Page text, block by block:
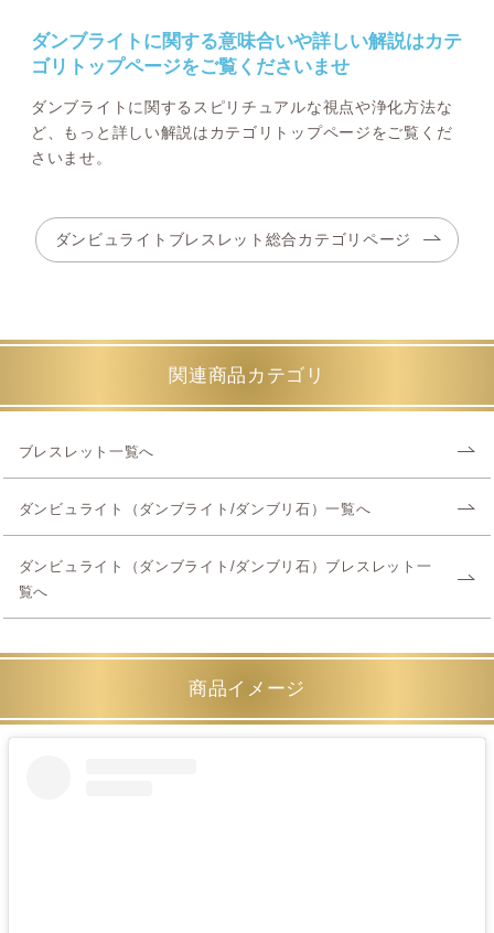
ダンブライトに関する意味合いや詳しい解説はカテ
ゴリトップページをご覧くださいませ
ダンブライトに関するスピリチュアルな視点や浄化方法な
ど、もっと詳しい解説はカテゴリトップページをご覧くだ
さいませ。
ダンビュライトブレスレット総合カテゴリページ
関連商品カテゴリ
ブレスレット一覧へ
ダンビュライト（ダンブライト/ダンブリ石）一覧へ
ダンビュライト（ダンブライト/ダンブリ石）ブレスレット一
覧へ
商品イメージ